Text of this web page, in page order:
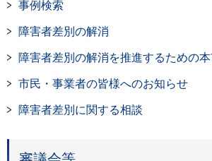
事例検索
障害者差別の解消
障害者差別の解消を推進するための
市民・事業者の皆様へのお知らせ
障害者差別に関する相談